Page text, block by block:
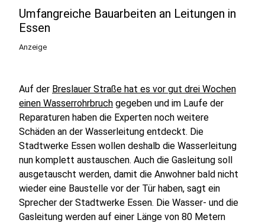
Umfangreiche Bauarbeiten an Leitungen in
Essen
Anzeige
Auf der Breslauer Straße hat es vor gut drei Wochen
einen Wasserrohrbruch gegeben und im Laufe der
Reparaturen haben die Experten noch weitere
Schäden an der Wasserleitung entdeckt. Die
Stadtwerke Essen wollen deshalb die Wasserleitung
nun komplett austauschen. Auch die Gasleitung soll
ausgetauscht werden, damit die Anwohner bald nicht
wieder eine Baustelle vor der Tür haben, sagt ein
Sprecher der Stadtwerke Essen. Die Wasser- und die
Gasleitung werden auf einer Länge von 80 Metern